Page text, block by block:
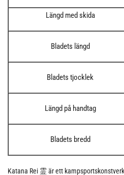
Längd med skida
Bladets längd
Bladets tjocklek
Längd på handtag
Bladets bredd
Katana Rei 霊 är ett